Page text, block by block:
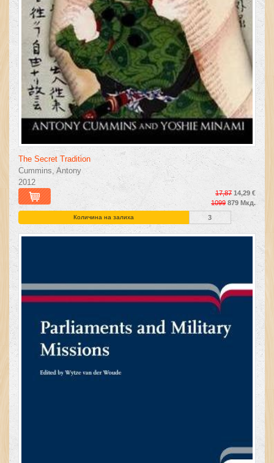
The Secret Tradition
Cummins, Antony
2012
17,87 14,29 €
1099 879 Мкд.
Количина на залиха 3